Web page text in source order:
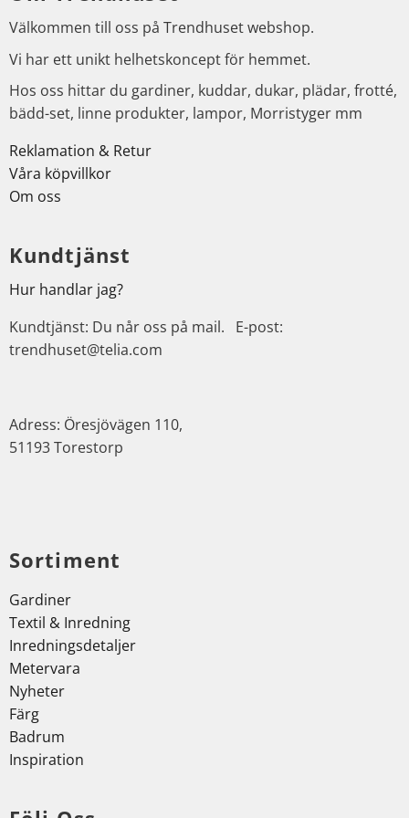
Välkommen till oss på Trendhuset webshop.
Vi har ett unikt helhetskoncept för hemmet.
Hos oss hittar du gardiner, kuddar, dukar, plädar, frotté,
bädd-set, linne produkter, lampor, Morristyger mm
Reklamation & Retur
Våra köpvillkor
Om oss
Kundtjänst
Hur handlar jag?
Kundtjänst: Du når oss på mail. E-post:
trendhuset@telia.com
Adress: Öresjövägen 110,
51193 Torestorp
Sortiment
Gardiner
Textil & Inredning
Inredningsdetaljer
Metervara
Nyheter
Färg
Badrum
Inspiration